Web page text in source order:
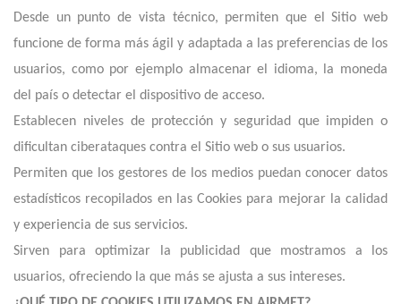
Desde un punto de vista técnico, permiten que el Sitio web
funcione de forma más ágil y adaptada a las preferencias de los
usuarios, como por ejemplo almacenar el idioma, la moneda
del país o detectar el dispositivo de acceso.
Establecen niveles de protección y seguridad que impiden o
dificultan ciberataques contra el Sitio web o sus usuarios.
Permiten que los gestores de los medios puedan conocer datos
estadísticos recopilados en las Cookies para mejorar la calidad
y experiencia de sus servicios.
Sirven para optimizar la publicidad que mostramos a los
usuarios, ofreciendo la que más se ajusta a sus intereses.